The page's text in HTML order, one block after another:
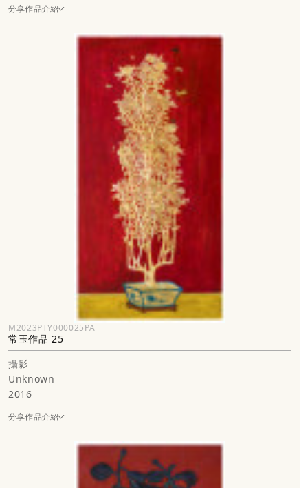
分享作品介紹
M2023PTY000025PA
常玉作品 25
攝影
Unknown
2016
分享作品介紹